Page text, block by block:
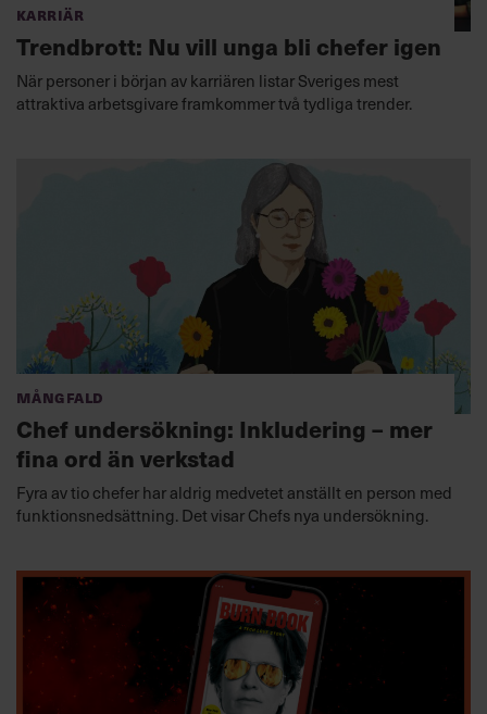
Karriär
Trendbrott: Nu vill unga bli chefer igen
När personer i början av karriären listar Sveriges mest
attraktiva arbetsgivare framkommer två tydliga trender.
Mångfald
Chef undersökning: Inkludering – mer
fina ord än verkstad
Fyra av tio chefer har aldrig medvetet anställt en person med
funktionsnedsättning. Det visar Chefs nya undersökning.